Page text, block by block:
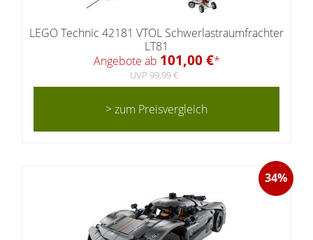
LEGO Technic 42181 VTOL Schwerlastraumfrachter
LT81
Angebote ab 101,00 €*
UVP 99,99 €
> zum Preisvergleich
34%